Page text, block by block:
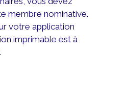
membre nominative.
votre application
imprimable est à